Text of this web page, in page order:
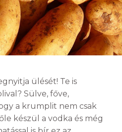
ülését! Te is
Sülve, főve,
a krumplit nem csak
készül a vodka és még